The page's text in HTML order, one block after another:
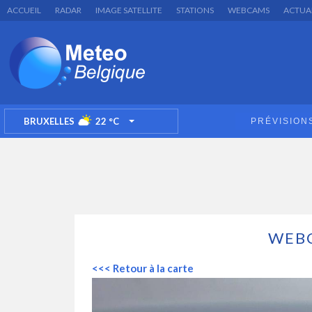
ACCUEIL RADAR IMAGE SATELLITE STATIONS WEBCAMS
BRUXELLES 22 °C TOGGLE DROPDOWN
<<< Retour à la carte